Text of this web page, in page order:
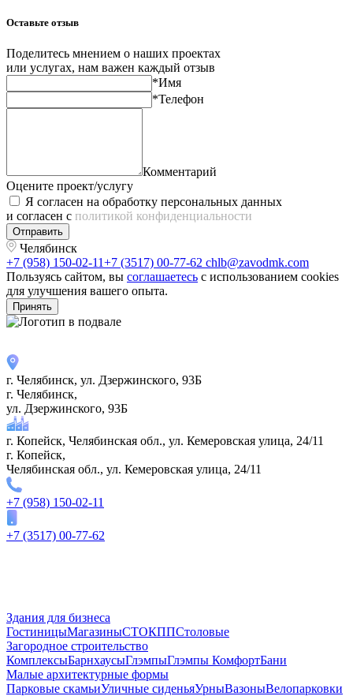
Оставьте отзыв
Поделитесь мнением о наших проектах
или услугах, нам важен каждый отзыв
*Имя
*Телефон
Комментарий
Оцените проект/услугу
Я согласен на обработку персональных данных
и согласен с политикой конфиденциальности
Отправить
Челябинск
+7 (958) 150-02-11+7 (3517) 00-77-62 chlb@zavodmk.com
Пользуясь сайтом, вы соглашаетесь с использованием cookies
для улучшения вашего опыта.
Принять
г. Челябинск, ул. Дзержинского, 93Б
г. Челябинск,
ул. Дзержинского, 93Б
г. Копейск, Челябинская обл., ул. Кемеровская улица, 24/11
г. Копейск,
Челябинская обл., ул. Кемеровская улица, 24/11
+7 (958) 150-02-11
+7 (3517) 00-77-62
Здания для бизнеса
ГостиницыМагазиныСТОКППСтоловые
Загородное строительство
КомплексыБарнхаусыГлэмпыГлэмпы КомфортБани
Малые архитектурные формы
Парковые скамьиУличные сиденьяУрныВазоныВелопарковки